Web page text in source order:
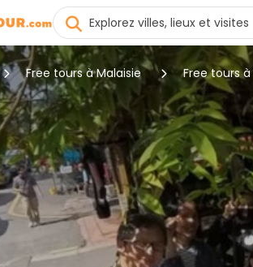
Free tours à Malaisie Free tours